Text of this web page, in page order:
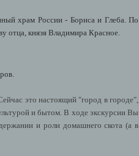
храм России - Бориса и Глеба. По
отца, князя Владимира Красное.
это настоящий "город в городе",
и бытом. В ходе экскурсии Вы
и роли домашнего скота (а в